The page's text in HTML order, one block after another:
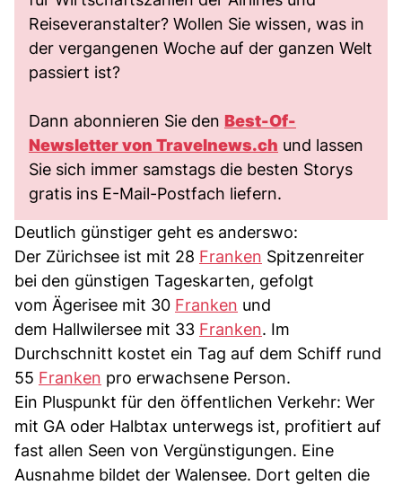
Reiseveranstalter? Wollen Sie wissen, was in
der vergangenen Woche auf der ganzen Welt
passiert ist?
Dann abonnieren Sie den Best-Of-
Newsletter von Travelnews.ch und lassen
Sie sich immer samstags die besten Storys
gratis ins E-Mail-Postfach liefern.
Deutlich günstiger geht es anderswo:
Der Zürichsee ist mit 28 Franken Spitzenreiter
bei den günstigen Tageskarten, gefolgt
vom Ägerisee mit 30 Franken und
dem Hallwilersee mit 33 Franken. Im
Durchschnitt kostet ein Tag auf dem Schiff rund
55 Franken pro erwachsene Person.
Ein Pluspunkt für den öffentlichen Verkehr: Wer
mit GA oder Halbtax unterwegs ist, profitiert auf
fast allen Seen von Vergünstigungen. Eine
Ausnahme bildet der Walensee. Dort gelten die